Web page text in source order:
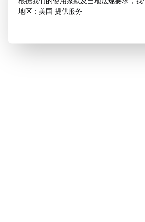
地区：美国 提供服务